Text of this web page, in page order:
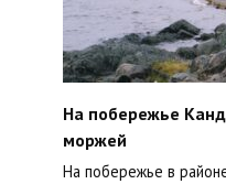
На побережье
моржей
На побережье в